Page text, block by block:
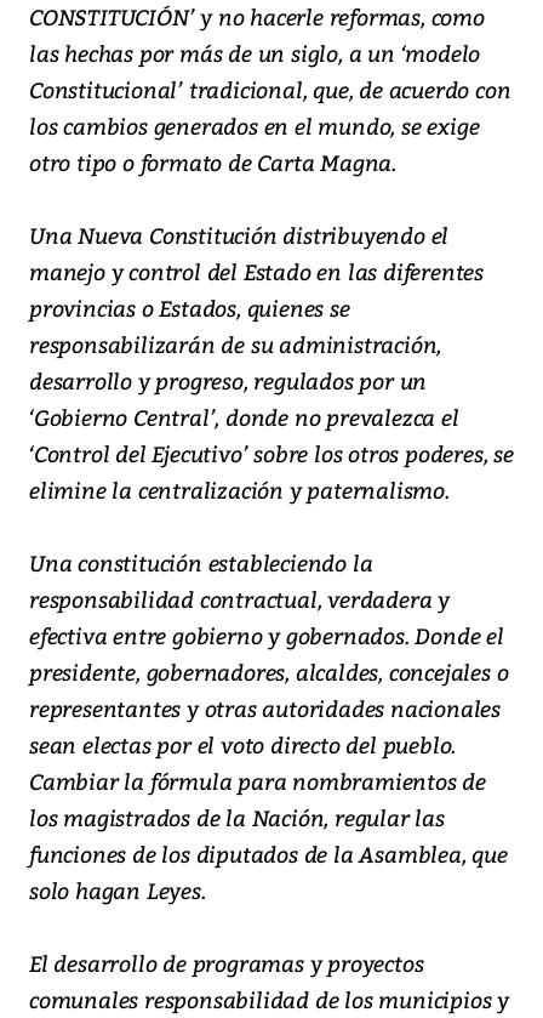
CONSTITUCIÓN’ y no hacerle reformas, como
las hechas por más de un siglo, a un ‘modelo
Constitucional’ tradicional, que, de acuerdo con
los cambios generados en el mundo, se exige
otro tipo o formato de Carta Magna.
Una Nueva Constitución distribuyendo el
manejo y control del Estado en las diferentes
provincias o Estados, quienes se
responsabilizarán de su administración,
desarrollo y progreso, regulados por un
‘Gobierno Central’, donde no prevalezca el
‘Control del Ejecutivo’ sobre los otros poderes, se
elimine la centralización y paternalismo.
Una constitución estableciendo la
responsabilidad contractual, verdadera y
efectiva entre gobierno y gobernados. Donde el
presidente, gobernadores, alcaldes, concejales o
representantes y otras autoridades nacionales
sean electas por el voto directo del pueblo.
Cambiar la fórmula para nombramientos de
los magistrados de la Nación, regular las
funciones de los diputados de la Asamblea, que
solo hagan Leyes.
El desarrollo de programas y proyectos
comunales responsabilidad de los municipios y